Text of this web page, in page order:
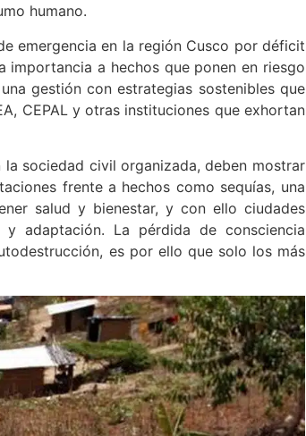
humano.
emergencia en la región Cusco por déficit
a hechos que ponen en riesgo
gestión con estrategias sostenibles que
CEPAL y otras instituciones que exhortan
sociedad civil organizada, deben mostrar
frente a hechos como sequías, una
salud y bienestar, y con ello ciudades
adaptación. La pérdida de consciencia
es por ello que solo los más